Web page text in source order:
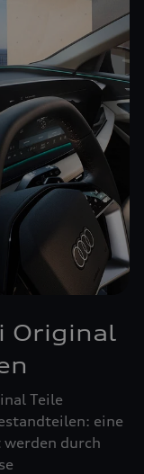
Original
Teile
eine
werden durch